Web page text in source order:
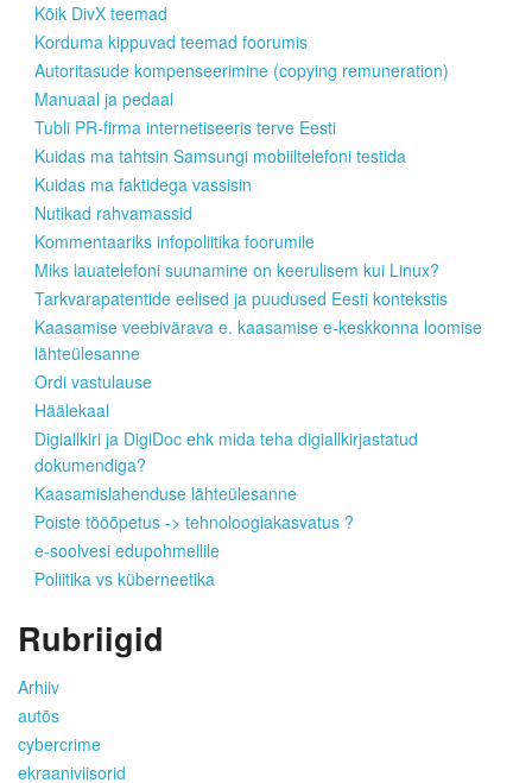
Kõik DivX teemad
Korduma kippuvad teemad foorumis
Autoritasude kompenseerimine (copying remuneration)
Manuaal ja pedaal
Tubli PR-firma internetiseeris terve Eesti
Kuidas ma tahtsin Samsungi mobiiltelefoni testida
Kuidas ma faktidega vassisin
Nutikad rahvamassid
Kommentaariks infopoliitika foorumile
Miks lauatelefoni suunamine on keerulisem kui Linux?
Tarkvarapatentide eelised ja puudused Eesti kontekstis
Kaasamise veebivärava e. kaasamise e-keskkonna loomise
lähteülesanne
Ordi vastulause
Häälekaal
Digiallkiri ja DigiDoc ehk mida teha digiallkirjastatud
dokumendiga?
Kaasamislahenduse lähteülesanne
Poiste tööõpetus -> tehnoloogiakasvatus ?
e-soolvesi edupohmellile
Poliitika vs küberneetika
Rubriigid
Arhiiv
autõs
cybercrime
ekraaniviisorid